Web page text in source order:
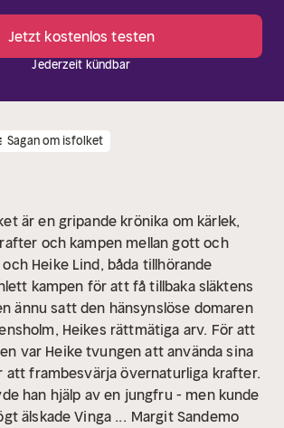
Jetzt kostenlos testen
Jederzeit kündbar
Sagan om isfolket
är en gripande krönika om kärlek,
och kampen mellan gott och
och Heike Lind, båda tillhörande
kampen för att få tillbaka släktens
ännu satt den hänsynslöse domaren
Heikes rättmätiga arv. För att
var Heike tvungen att använda sina
att frambesvärja övernaturliga krafter.
han hjälp av en jungfru - men kunde
älskade Vinga ... Margit Sandemo